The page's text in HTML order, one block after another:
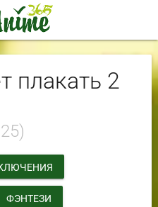
плакать 2
ФЭНТЕЗИ